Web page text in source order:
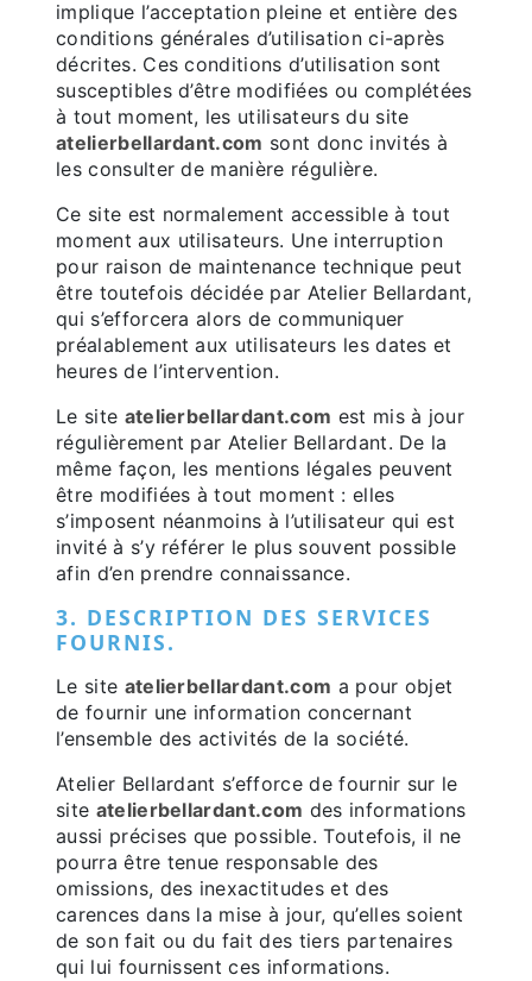
implique l’acceptation pleine et entière des
conditions générales d’utilisation ci-après
décrites. Ces conditions d’utilisation sont
susceptibles d’être modifiées ou complétées
à tout moment, les utilisateurs du site
atelierbellardant.com sont donc invités à
les consulter de manière régulière.
Ce site est normalement accessible à tout
moment aux utilisateurs. Une interruption
pour raison de maintenance technique peut
être toutefois décidée par Atelier Bellardant,
qui s’efforcera alors de communiquer
préalablement aux utilisateurs les dates et
heures de l’intervention.
Le site atelierbellardant.com est mis à jour
régulièrement par Atelier Bellardant. De la
même façon, les mentions légales peuvent
être modifiées à tout moment : elles
s’imposent néanmoins à l’utilisateur qui est
invité à s’y référer le plus souvent possible
afin d’en prendre connaissance.
3. DESCRIPTION DES SERVICES
FOURNIS.
Le site atelierbellardant.com a pour objet
de fournir une information concernant
l’ensemble des activités de la société.
Atelier Bellardant s’efforce de fournir sur le
site atelierbellardant.com des informations
aussi précises que possible. Toutefois, il ne
pourra être tenue responsable des
omissions, des inexactitudes et des
carences dans la mise à jour, qu’elles soient
de son fait ou du fait des tiers partenaires
qui lui fournissent ces informations.